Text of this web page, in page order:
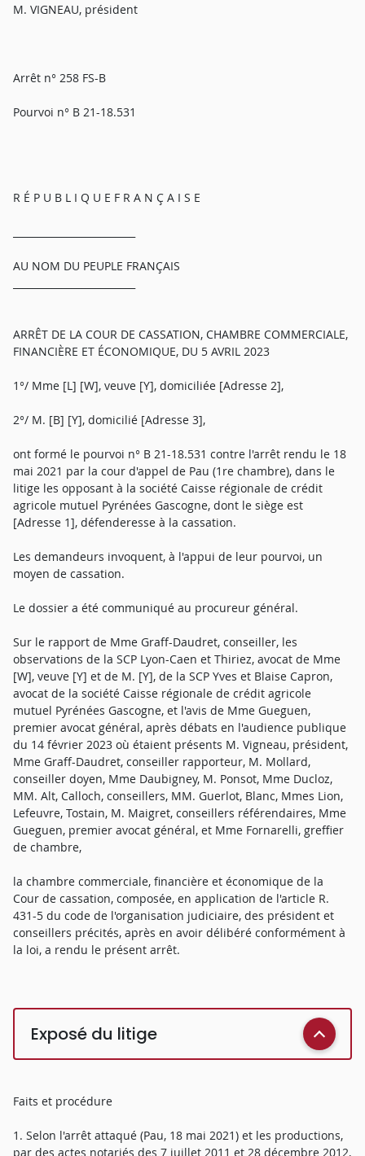
M. VIGNEAU, président
Arrêt n° 258 FS-B
Pourvoi n° B 21-18.531
R É P U B L I Q U E F R A N Ç A I S E
AU NOM DU PEUPLE FRANÇAIS
ARRÊT DE LA COUR DE CASSATION, CHAMBRE COMMERCIALE,
FINANCIÈRE ET ÉCONOMIQUE, DU 5 AVRIL 2023
1°/ Mme [L] [W], veuve [Y], domiciliée [Adresse 2],
2°/ M. [B] [Y], domicilié [Adresse 3],
ont formé le pourvoi n° B 21-18.531 contre l'arrêt rendu le 18
mai 2021 par la cour d'appel de Pau (1re chambre), dans le
litige les opposant à la société Caisse régionale de crédit
agricole mutuel Pyrénées Gascogne, dont le siège est
[Adresse 1], défenderesse à la cassation.
Les demandeurs invoquent, à l'appui de leur pourvoi, un
moyen de cassation.
Le dossier a été communiqué au procureur général.
Sur le rapport de Mme Graff-Daudret, conseiller, les
observations de la SCP Lyon-Caen et Thiriez, avocat de Mme
[W], veuve [Y] et de M. [Y], de la SCP Yves et Blaise Capron,
avocat de la société Caisse régionale de crédit agricole
mutuel Pyrénées Gascogne, et l'avis de Mme Gueguen,
premier avocat général, après débats en l'audience publique
du 14 février 2023 où étaient présents M. Vigneau, président,
Mme Graff-Daudret, conseiller rapporteur, M. Mollard,
conseiller doyen, Mme Daubigney, M. Ponsot, Mme Ducloz,
MM. Alt, Calloch, conseillers, MM. Guerlot, Blanc, Mmes Lion,
Lefeuvre, Tostain, M. Maigret, conseillers référendaires, Mme
Gueguen, premier avocat général, et Mme Fornarelli, greffier
de chambre,
la chambre commerciale, financière et économique de la
Cour de cassation, composée, en application de l'article R.
431-5 du code de l'organisation judiciaire, des président et
conseillers précités, après en avoir délibéré conformément à
la loi, a rendu le présent arrêt.
Exposé du litige
Faits et procédure
1. Selon l'arrêt attaqué (Pau, 18 mai 2021) et les productions,
par des actes notariés des 7 juillet 2011 et 28 décembre 2012,